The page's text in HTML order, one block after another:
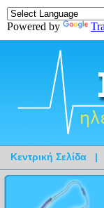
Powered by
Κεντρική Σελίδα |